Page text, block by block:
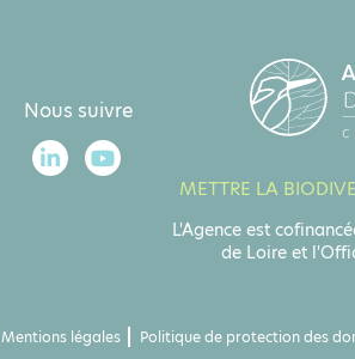
Nous suivre
METTRE LA
L'Agence est
de Loire et
Mentions légales Politique de protection des